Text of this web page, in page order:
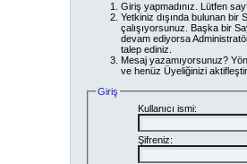
Giriş yapmadınız. Lütfen
Yetkiniz dışında bulunan
çalışıyorsunuz. Başka bir
devam ediyorsa
talep ediniz.
Mesaj yazamıyorsunuz?
ve henüz Üyeliğinizi
Giriş
Kullanıcı ismi:
Şifreniz: